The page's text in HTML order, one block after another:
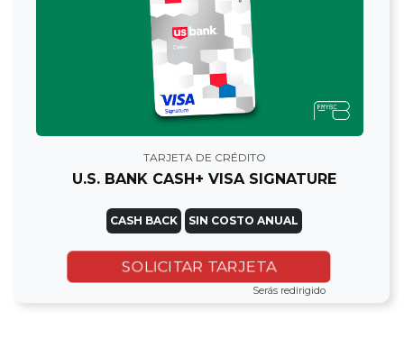
TARJETA DE CRÉDITO
U.S. BANK CASH+ VISA SIGNATURE
CASH BACK SIN COSTO ANUAL
SOLICITAR TARJETA
Serás redirigido